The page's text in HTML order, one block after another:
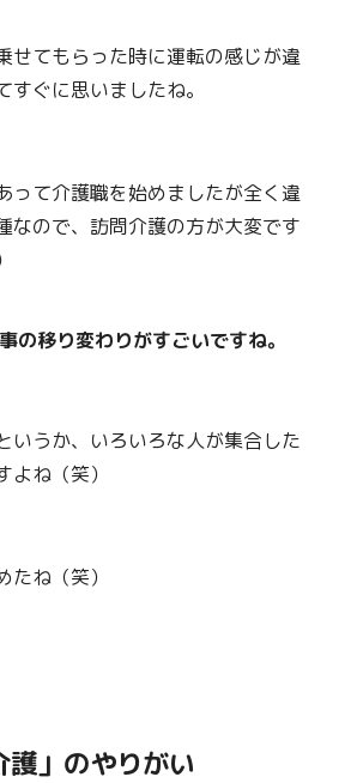
せてもらった時に運転の感じが違
すぐに思いましたね。
って介護職を始めましたが全く違
なので、訪問介護の方が大変です
の移り変わりがすごいですね。
いうか、いろいろな人が集合した
よね（笑）
たね（笑）
護」のやりがい